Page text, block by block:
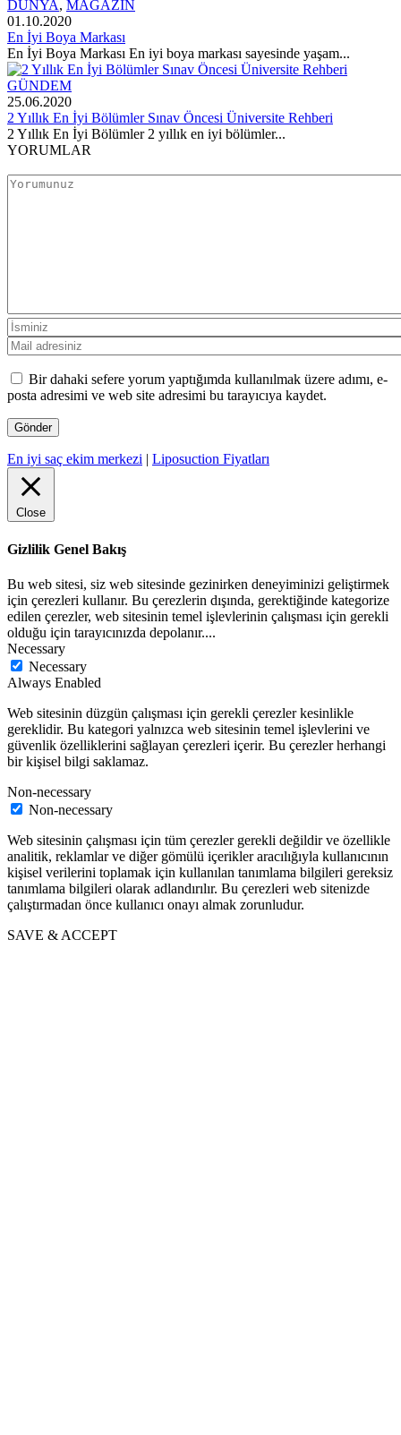
DÜNYA, MAGAZİN
01.10.2020
En İyi Boya Markası
En İyi Boya Markası En iyi boya markası sayesinde yaşam...
GÜNDEM
25.06.2020
2 Yıllık En İyi Bölümler Sınav Öncesi Üniversite Rehberi
2 Yıllık En İyi Bölümler 2 yıllık en iyi bölümler...
YORUMLAR
Bir dahaki sefere yorum yaptığımda kullanılmak üzere adımı, e-
posta adresimi ve web site adresimi bu tarayıcıya kaydet.
En iyi saç ekim merkezi | Liposuction Fiyatları
Close
Gizlilik Genel Bakış
Bu web sitesi, siz web sitesinde gezinirken deneyiminizi geliştirmek
için çerezleri kullanır. Bu çerezlerin dışında, gerektiğinde kategorize
edilen çerezler, web sitesinin temel işlevlerinin çalışması için gerekli
olduğu için tarayıcınızda depolanır....
Necessary
Necessary
Always Enabled
Web sitesinin düzgün çalışması için gerekli çerezler kesinlikle
gereklidir. Bu kategori yalnızca web sitesinin temel işlevlerini ve
güvenlik özelliklerini sağlayan çerezleri içerir. Bu çerezler herhangi
bir kişisel bilgi saklamaz.
Non-necessary
Non-necessary
Web sitesinin çalışması için tüm çerezler gerekli değildir ve özellikle
analitik, reklamlar ve diğer gömülü içerikler aracılığıyla kullanıcının
kişisel verilerini toplamak için kullanılan tanımlama bilgileri gereksiz
tanımlama bilgileri olarak adlandırılır. Bu çerezleri web sitenizde
çalıştırmadan önce kullanıcı onayı almak zorunludur.
SAVE & ACCEPT